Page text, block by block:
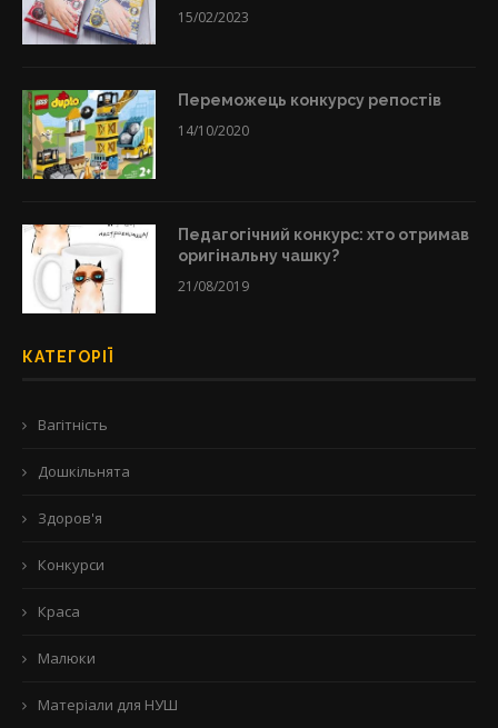
15/02/2023
Переможець конкурсу репостів
14/10/2020
Педагогічний конкурс: хто отримав
оригінальну чашку?
21/08/2019
КАТЕГОРІЇ
Вагітність
Дошкільнята
Здоров'я
Конкурси
Краса
Малюки
Матеріали для НУШ